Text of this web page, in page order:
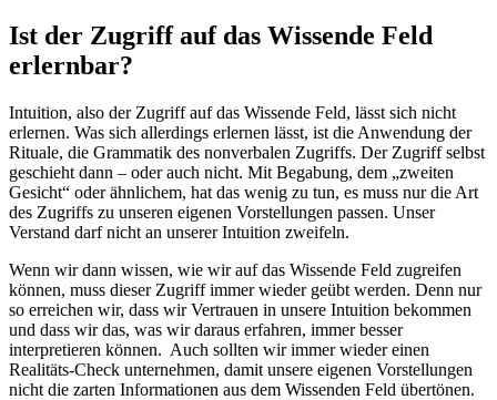
Ist der Zugriff auf das Wissende Feld
erlernbar?
Intuition, also der Zugriff auf das Wissende Feld, lässt sich nicht
erlernen. Was sich allerdings erlernen lässt, ist die Anwendung der
Rituale, die Grammatik des nonverbalen Zugriffs. Der Zugriff selbst
geschieht dann – oder auch nicht. Mit Begabung, dem „zweiten
Gesicht“ oder ähnlichem, hat das wenig zu tun, es muss nur die Art
des Zugriffs zu unseren eigenen Vorstellungen passen. Unser
Verstand darf nicht an unserer Intuition zweifeln.
Wenn wir dann wissen, wie wir auf das Wissende Feld zugreifen
können, muss dieser Zugriff immer wieder geübt werden. Denn nur
so erreichen wir, dass wir Vertrauen in unsere Intuition bekommen
und dass wir das, was wir daraus erfahren, immer besser
interpretieren können. Auch sollten wir immer wieder einen
Realitäts-Check unternehmen, damit unsere eigenen Vorstellungen
nicht die zarten Informationen aus dem Wissenden Feld übertönen.